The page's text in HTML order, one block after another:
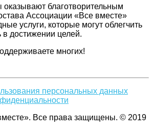
благотворительным
Ассоциации «Все вместе»
услуги, которые могут облегчить
в достижении целей.
многих!
персональных данных
Все права защищены. © 2019